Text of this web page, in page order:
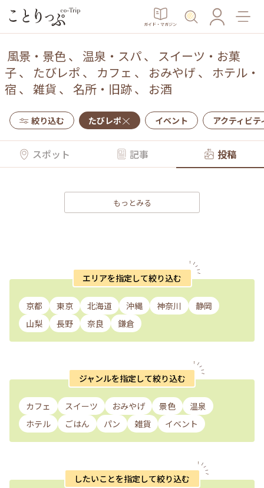
ガイド・マガジン
風景・景色、 温泉・スパ、 スイーツ・お菓
子、 たびレポ 、 カフェ 、 おみやげ 、 ホテル・
宿 、 雑貨 、 名所・旧跡、 お酒
絞り込む たびレポ イベント アクティビテ
スポット 記事 投稿
もっとみる
エリアを指定して絞り込む
京都 東京 北海道 沖縄 神奈川
静岡
山梨
長野 奈良 鎌倉
ジャンルを指定して絞り込む
カフェ スイーツ おみやげ 景色
温泉
ホテル
ごはん パン 雑貨 イベント
したいことを指定して絞り込む